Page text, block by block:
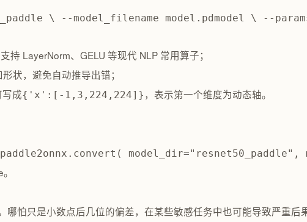
\ --model_filename model.pdmodel \ --
持 LayerNorm、GELU 等现代 NLP 常用算子；
状，避免自动推导出错；
成{'x':[-1,3,224,224]} ，表示第一个维度为动态轴。
paddle2onnx.convert(
怕只是小数点后几位的偏差，在某些敏感任务中也可能导致严重后果